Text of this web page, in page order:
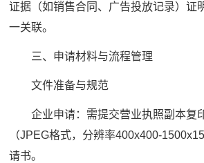
证据（如销售合同、广告投放记录）证
一关联。
三、申请材料与流程管理
文件准备与规范
企业申请：需提交营业执照副本复
（JPEG格式，分辨率400x400-
请书。